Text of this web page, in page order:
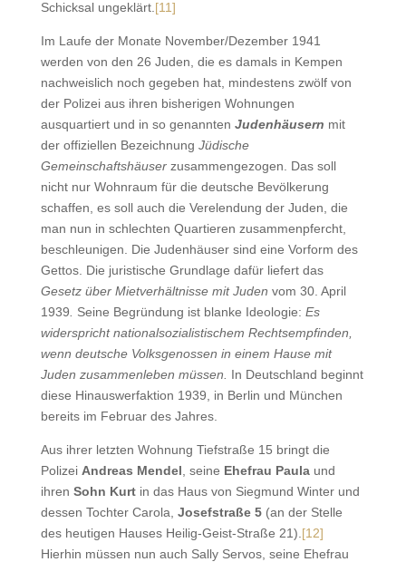
Schicksal ungeklärt. [11]
Im Laufe der Monate November/Dezember 1941
werden von den 26 Juden, die es damals in Kempen
nachweislich noch gegeben hat, mindestens zwölf von
der Polizei aus ihren bisherigen Wohnungen
ausquartiert und in so genannten Judenhäusern mit
der offiziellen Bezeichnung Jüdische
Gemeinschaftshäuserzusammengezogen. Das soll
nicht nur Wohnraum für die deutsche Bevölkerung
schaffen, es soll auch die Verelendung der Juden, die
man nun in schlechten Quartieren zusammenpfercht,
beschleunigen. Die Judenhäuser sind eine Vorform des
Gettos. Die juristische Grundlage dafür liefert das
Gesetz über Mietverhältnisse mit Juden vom 30. April
1939
Seine Begründung ist blanke Ideologie: Es
widerspricht nationalsozialistischem Rechtsempfinden,
wenn deutsche Volksgenossen in einem Hause mit
Juden zusammenleben müssen.
In Deutschland beginnt
diese Hinauswerfaktion 1939, in Berlin und München
bereits im Februar des Jahres.
Aus ihrer letzten Wohnung Tiefstraße 15 bringt die
Polizei Andreas Mendel , seine Ehefrau Paulaund
ihren Sohn Kurtin das Haus von Siegmund Winter und
dessen Tochter Carola, Josefstraße 5(an der Stelle
des heutigen Hauses Heilig-Geist-Straße 21). [12]
Hierhin müssen nun auch Sally Servos, seine Ehefrau